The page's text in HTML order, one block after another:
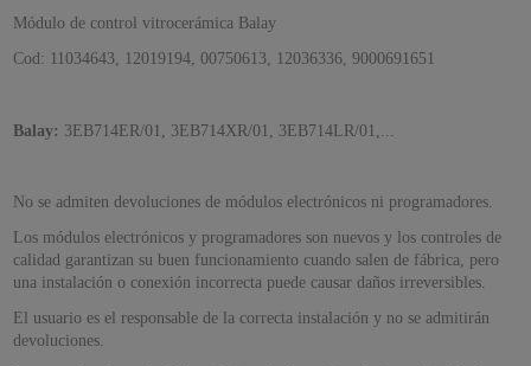
Módulo de control vitrocerámica Balay
Cod: 11034643, 12019194, 00750613, 12036336, 9000691651
Balay: 3EB714ER/01, 3EB714XR/01, 3EB714LR/01,...
No se admiten devoluciones de módulos electrónicos ni programadores.
Los módulos electrónicos y programadores son nuevos y los controles de
calidad garantizan su buen funcionamiento cuando salen de fábrica, pero
una instalación o conexión incorrecta puede causar daños irreversibles.
El usuario es el responsable de la correcta instalación y no se admitirán
devoluciones.